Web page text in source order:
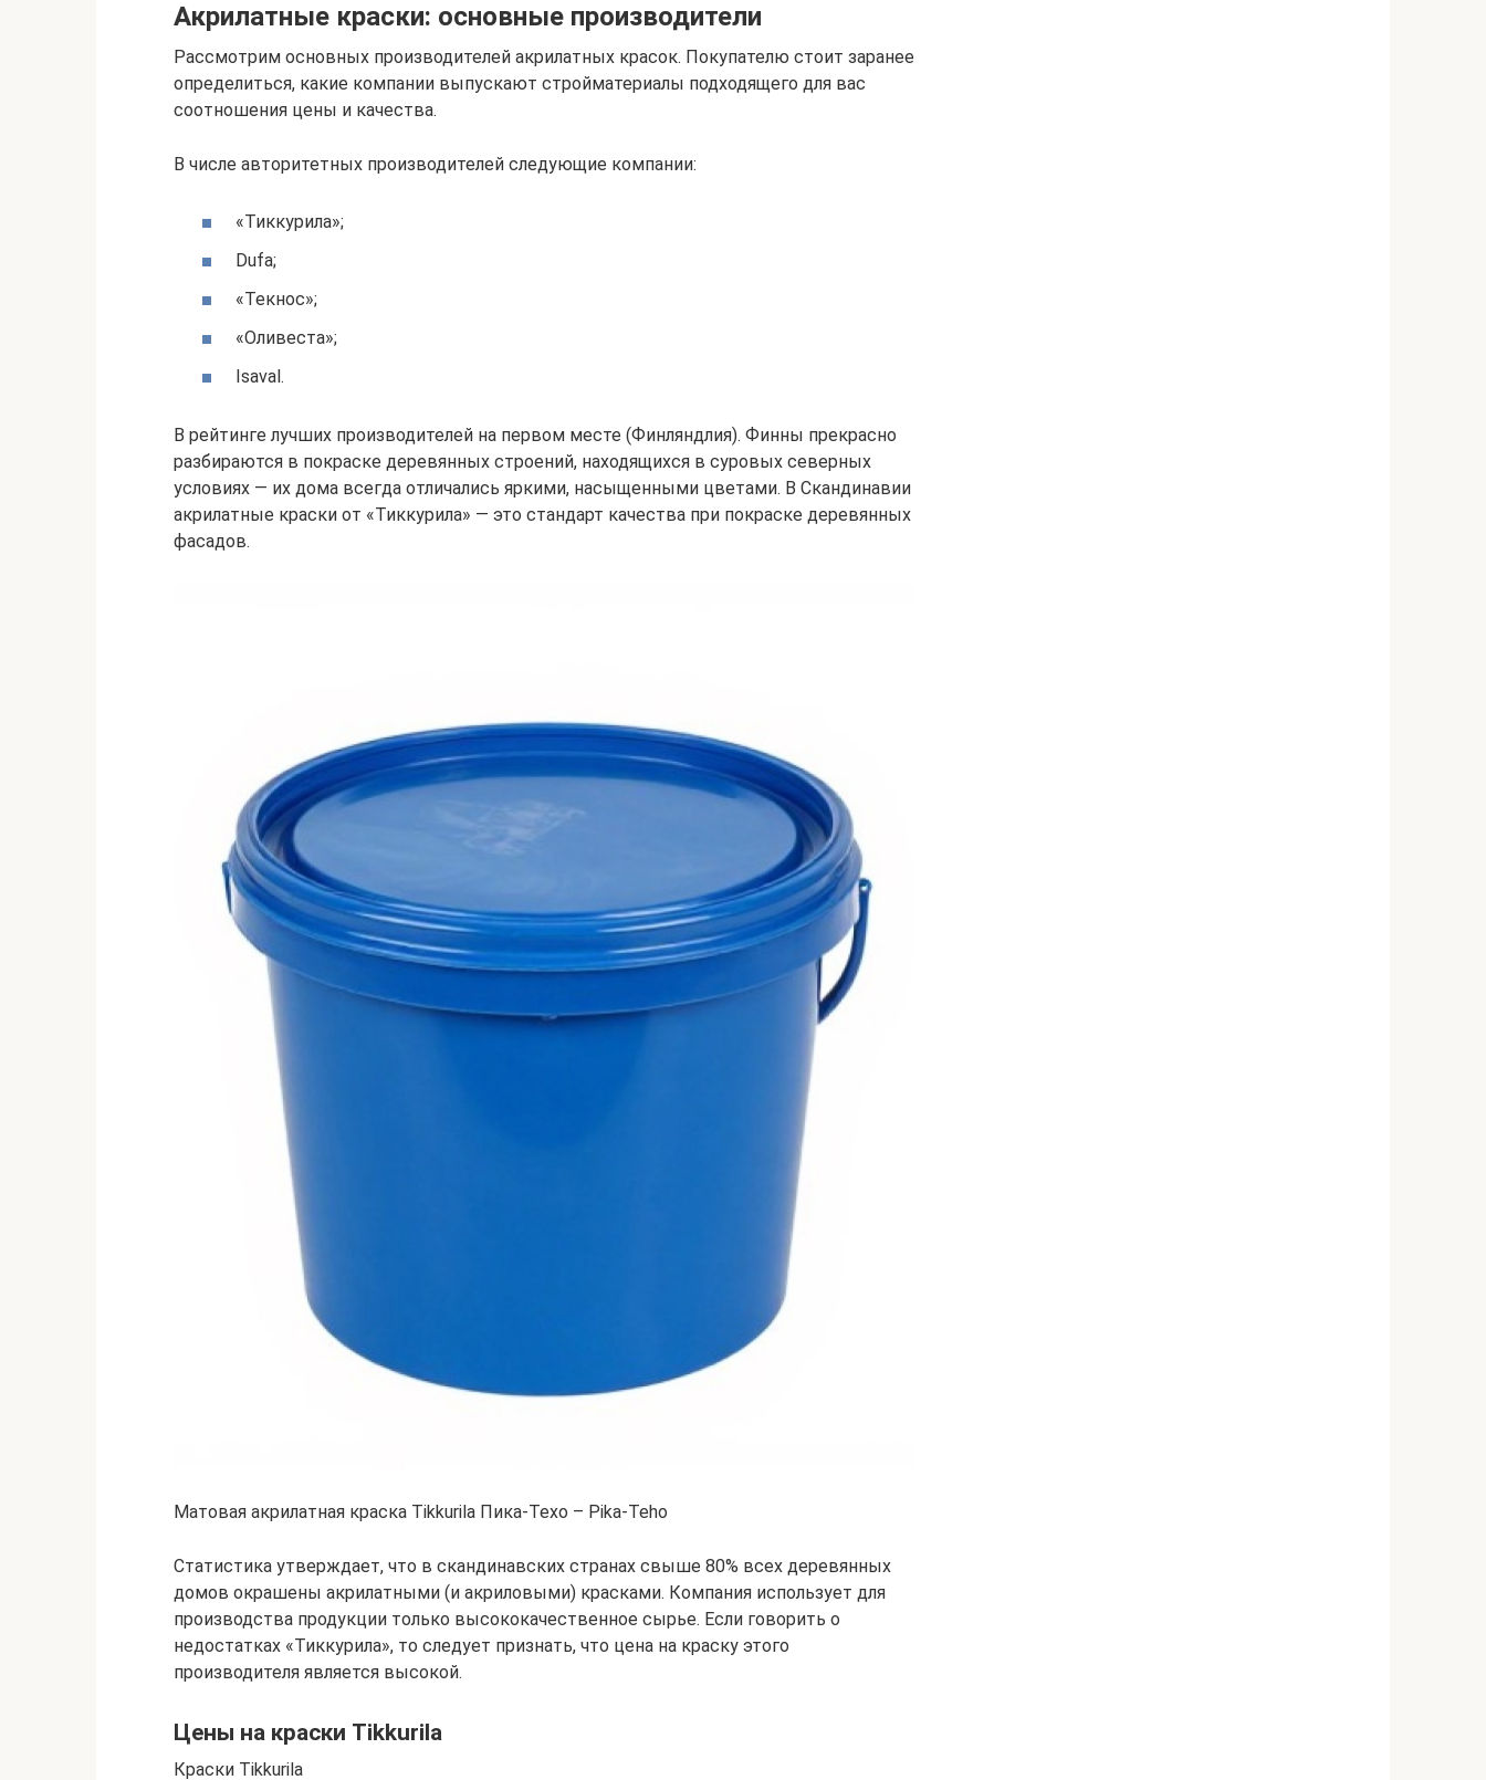
Акрилатные краски: основные производители
Рассмотрим основных производителей акрилатных красок. Покупателю стоит заранее
определиться, какие компании выпускают стройматериалы подходящего для вас
соотношения цены и качества.
В числе авторитетных производителей следующие компании:
«Тиккурила»;
Dufa;
«Текнос»;
«Оливеста»;
Isaval.
В рейтинге лучших производителей на первом месте (Финляндлия). Финны прекрасно
разбираются в покраске деревянных строений, находящихся в суровых северных
условиях — их дома всегда отличались яркими, насыщенными цветами. В Скандинавии
акрилатные краски от «Тиккурила» — это стандарт качества при покраске деревянных
фасадов.
Матовая акрилатная краска Tikkurila Пика-Техо – Pika-Teho
Статистика утверждает, что в скандинавских странах свыше 80% всех деревянных
домов окрашены акрилатными (и акриловыми) красками. Компания использует для
производства продукции только высококачественное сырье. Если говорить о
недостатках «Тиккурила», то следует признать, что цена на краску этого
производителя является высокой.
Цены на краски Tikkurila
Краски Tikkurila